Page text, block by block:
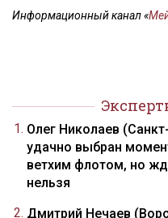
Информационный канал «
Олег Николаев
удачно выбран
ветхим флотом, но
нельзя
Дмитрий Нечаев